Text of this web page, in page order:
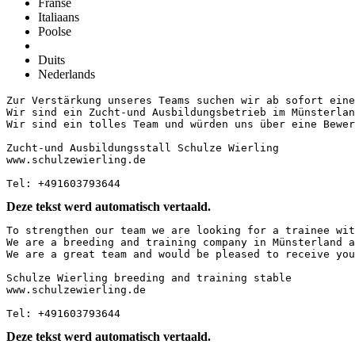
Italiaans
Poolse
Duits
Nederlands
Zur Verstärkung unseres Teams suchen wir ab sofort
Wir sind ein Zucht-und Ausbildungsbetrieb im
Wir sind ein tolles Team und würden uns über eine
Zucht-und Ausbildungsstall Schulze Wierling
www.schulzewierling.de
Tel: +491603793644
Deze tekst werd automatisch vertaald.
To strengthen our team we are looking for a trainee
We are a breeding and training company in
We are a great team and would be pleased to receive
Schulze Wierling breeding and training stable
www.schulzewierling.de
Tel: +491603793644
Deze tekst werd automatisch vertaald.